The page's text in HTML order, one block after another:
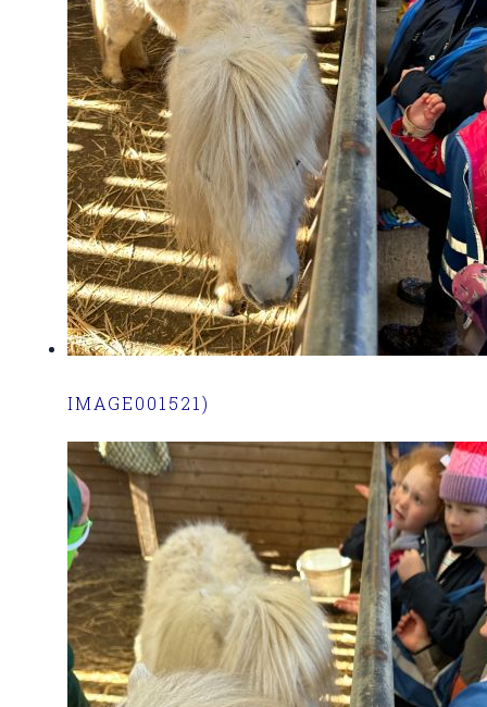
IMAGE001521)